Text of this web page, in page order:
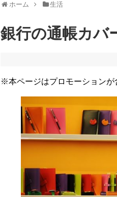
ホーム 生活
銀行の通帳カバ
※本ページはプロモーションが